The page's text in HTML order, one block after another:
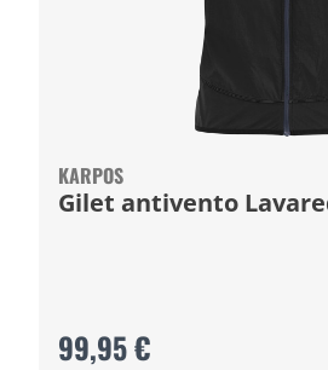
KARPOS
Gilet antivento
99,95 €